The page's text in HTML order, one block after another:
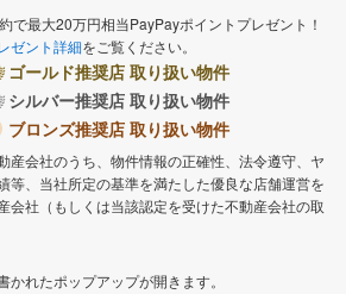
で最大20万円相当PayPayポイントプレゼント！
ゼント詳細をご覧ください。
ゴールド推奨店 取り扱い物件
シルバー推奨店 取り扱い物件
ブロンズ推奨店 取り扱い物件
産会社のうち、物件情報の正確性、法令遵守、ヤ
等、当社所定の基準を満たした優良な店舗運営を
会社（もしくは当該認定を受けた不動産会社の取
れたポップアップが開きます。